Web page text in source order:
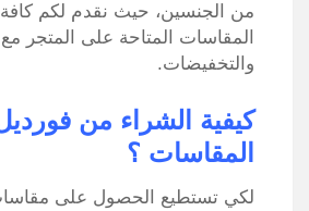
من الجنسين، حيث نقدم لكم
المقاسات المتاحة على المتجر
والتخفيضات.
كيفية الشراء من
المقاسات ؟
لكي تستطيع الحصول على